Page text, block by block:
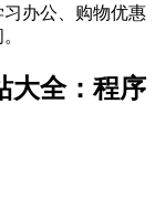
办公、购物优惠
大全：程序